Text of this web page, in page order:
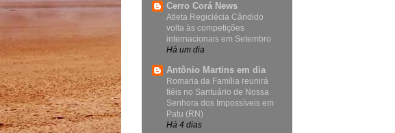
Cerro Corá News
Atleta Regiclécia Cândido
volta às competições
internacionais em Setembro
Há um dia
Antônio Martins em dia
Romaria da Família reunirá
fiéis no Santuário de Nossa
Senhora dos Impossíveis em
Patu (RN)
Há 4 dias